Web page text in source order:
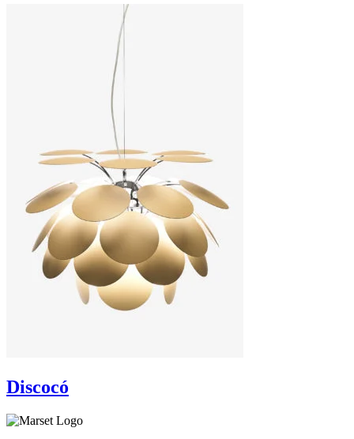
Discocó